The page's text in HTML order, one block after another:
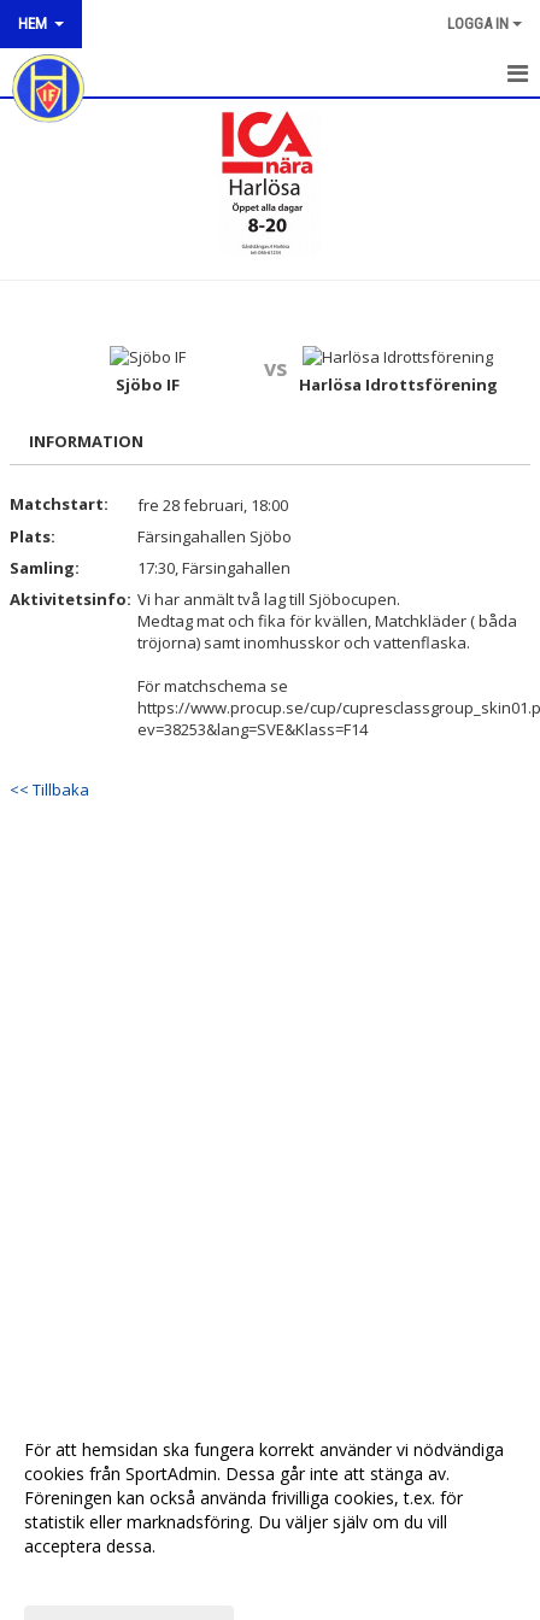
HEM LOGGA IN
HEM
DOKUMENT
MATCHER
VÄGBESKRIVNING
GEMENSAMMA AKTIVITETER I KLUBBEN
FÖRENINGSKLÄDER
Sjöbo IF
vs
Harlösa Idrottsförening
INFORMATION
Matchstart:
fre 28 februari, 18:00
Plats:
Färsingahallen Sjöbo
Samling:
17:30, Färsingahallen
Aktivitetsinfo: Vi har anmält två lag till Sjöbocupen.
Medtag mat och fika för kvällen, Matchkläder ( båda
tröjorna) samt inomhusskor och vattenflaska.
För matchschema se
https://www.procup.se/cup/
ev=38253&lang=SVE&Klass=F14
<< Tillbaka
För att hemsidan ska fungera korrekt använder vi nödvändiga
cookies från SportAdmin. Dessa går inte att stänga av.
Föreningen kan också använda frivilliga cookies, t.ex. för
statistik eller marknadsföring. Du väljer själv om du vill
acceptera dessa.